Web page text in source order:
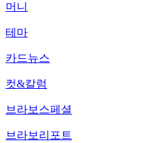
머니
테마
카드뉴스
컷&칼럼
브라보스페셜
브라보리포트